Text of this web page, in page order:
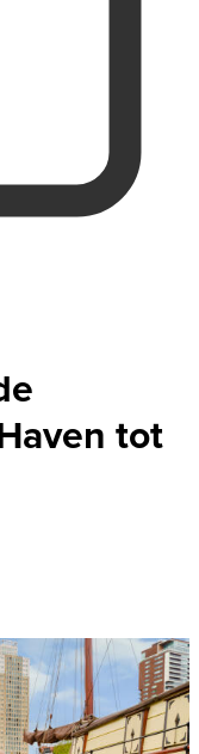
tot